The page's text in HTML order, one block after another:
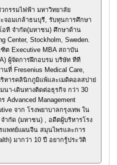
กรรมไฟฟ้า มหาวิทยาลัย
จอมเกล้าธนบุรี, รับทุนการศึกษา
อที จำกัด(มหาชน) ศึกษาด้าน
Center, Stockholm, Sweden.
Executive MBA สถาบัน
ผู้จัดการฝึกอบรม บริษัท ทีที
ที่ Fresenius Medical Care,
หารคลินิกภูมิแพ้และเมดิคอลสปาย่
นา-เดินทางติดต่อธุรกิจ กว่า 30
Advanced Management
จาก โรงพยาบาลกรุงเทพ ใน
ำกัด (มหาชน) , อดีตผู้บริหารโรง
แพทย์แผนจีน สมุนไพรและการ
มากว่า 10 ปี อยากรู้ประวัติ